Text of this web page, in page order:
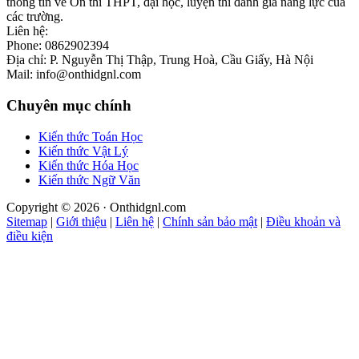
các trường.
Liên hệ:
Phone: 0862902394
Địa chỉ: P. Nguyễn Thị Thập, Trung Hoà, Cầu Giấy, Hà Nội
Mail: info@onthidgnl.com
Chuyên mục chính
Kiến thức Toán Học
Kiến thức Vật Lý
Kiến thức Hóa Học
Kiến thức Ngữ Văn
Copyright © 2026 · Onthidgnl.com
Sitemap | Giới thiệu | Liên hệ | Chính sản bảo mật | Điều khoản và
điều kiện